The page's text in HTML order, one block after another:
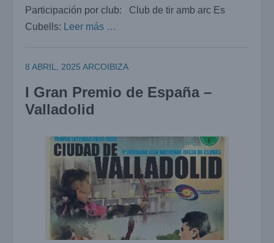
Participación por club: Club de tir amb arc Es
Cubells:
Leer más …
8 ABRIL, 2025 ARCOIBIZA
I Gran Premio de España –
Valladolid